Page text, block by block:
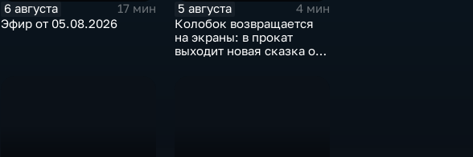
6 августа
17 мин
Эфир от 05.08.2026
5 августа
4 мин
Колобок возвращается
на экраны: в прокат
выходит новая сказка от